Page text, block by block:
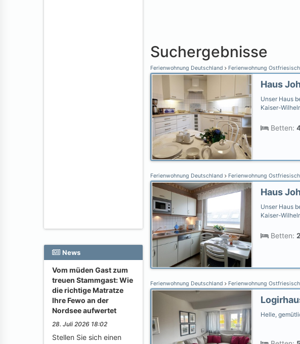
News
Vom müden Gast zum
treuen Stammgast: Wie
die richtige Matratze
Ihre Fewo an der
Nordsee aufwertet
28. Juli 2026 18:02
Stellen Sie sich einen
Suchergebnisse
Ferienwohnung Deutschland Ferienwohnung
Haus
Unser Haus
Kaiser-
Betten:
Ferienwohnung Deutschland Ferienwohnung
Haus
Unser Haus
Kaiser-
Betten: 2
Ferienwohnung Deutschland Ferienwohnung
Helle,